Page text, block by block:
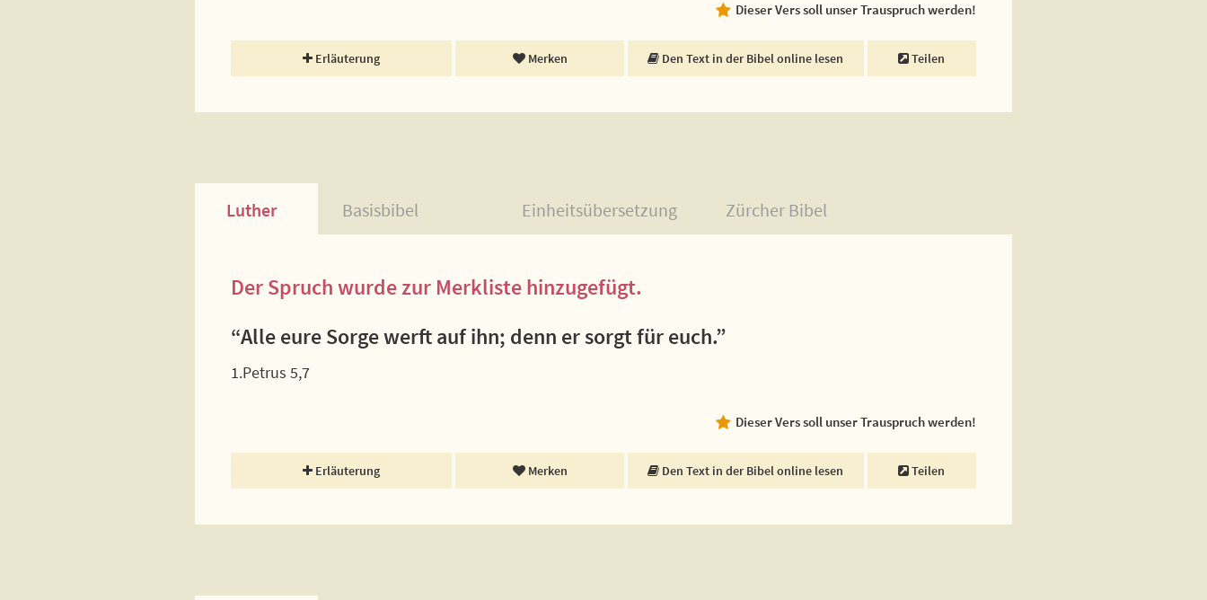
Dieser Vers soll unser Trauspruch werden!
Erläuterung Merken Den Text in der Bibel online lesen Teilen
Luther Basisbibel Einheitsübersetzung Zürcher Bibel
Der Spruch wurde zur Merkliste hinzugefügt.
“Alle eure Sorge werft auf ihn; denn er sorgt für euch.”
1.Petrus 5,7
Dieser Vers soll unser Trauspruch werden!
Erläuterung Merken Den Text in der Bibel online lesen Teilen